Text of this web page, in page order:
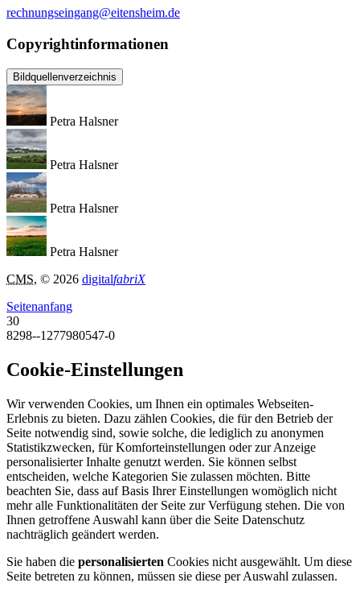
rechnungseingang@eitensheim.de
Copyrightinformationen
Bildquellenverzeichnis
Petra Halsner
Petra Halsner
Petra Halsner
Petra Halsner
CMS, © 2026 digitalfabriX
Seitenanfang
30
8298--1277980547-0
Cookie-Einstellungen
Wir verwenden Cookies, um Ihnen ein optimales Webseiten-
Erlebnis zu bieten. Dazu zählen Cookies, die für den Betrieb der
Seite notwendig sind, sowie solche, die lediglich zu anonymen
Statistikzwecken, für Komforteinstellungen oder zur Anzeige
personalisierter Inhalte genutzt werden. Sie können selbst
entscheiden, welche Kategorien Sie zulassen möchten. Bitte
beachten Sie, dass auf Basis Ihrer Einstellungen womöglich nicht
mehr alle Funktionalitäten der Seite zur Verfügung stehen. Die von
Ihnen getroffene Auswahl kann über die Seite Datenschutz
nachträglich geändert werden.
Sie haben die personalisierten Cookies nicht ausgewählt. Um diese
Seite betreten zu können, müssen sie diese per Auswahl zulassen.